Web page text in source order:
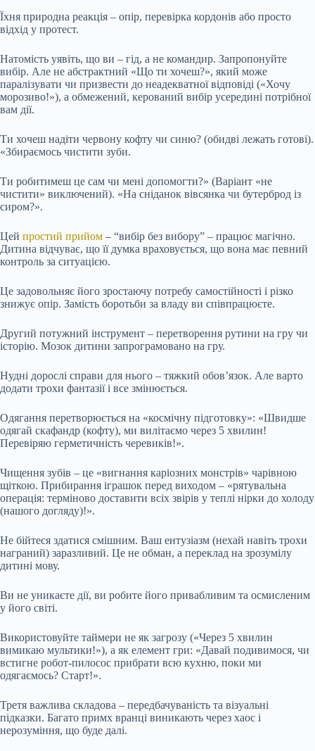
Їхня природна реакція – опір, перевірка кордонів або просто
відхід у протест.
Натомість уявіть, що ви – гід, а не командир. Запропонуйте
вибір. Але не абстрактний «Що ти хочеш?», який може
паралізувати чи призвести до неадекватної відповіді («Хочу
морозиво!»), а обмежений, керований вибір усередині потрібної
вам дії.
Ти хочеш надіти червону кофту чи синю? (обидві лежать готові).
«Збираємось чистити зуби.
Ти робитимеш це сам чи мені допомогти?» (Варіант «не
чистити» виключений). «На сніданок вівсянка чи бутерброд із
сиром?».
Цей простий прийом – “вибір без вибору” – працює магічно.
Дитина відчуває, що її думка враховується, що вона має певний
контроль за ситуацією.
Це задовольняє його зростаючу потребу самостійності і різко
знижує опір. Замість боротьби за владу ви співпрацюєте.
Другий потужний інструмент – перетворення рутини на гру чи
історію. Мозок дитини запрограмовано на гру.
Нудні дорослі справи для нього – тяжкий обов’язок. Але варто
додати трохи фантазії і все змінюється.
Одягання перетворюється на «космічну підготовку»: «Швидше
одягай скафандр (кофту), ми вилітаємо через 5 хвилин!
Перевіряю герметичність черевиків!».
Чищення зубів – це «вигнання каріозних монстрів» чарівною
щіткою. Прибирання іграшок перед виходом – «рятувальна
операція: терміново доставити всіх звірів у теплі нірки до холоду
(нашого догляду)!».
Не бійтеся здатися смішним. Ваш ентузіазм (нехай навіть трохи
награний) заразливий. Це не обман, а переклад на зрозумілу
дитині мову.
Ви не уникаєте дії, ви робите його привабливим та осмисленим
у його світі.
Використовуйте таймери не як загрозу («Через 5 хвилин
вимикаю мультики!»), а як елемент гри: «Давай подивимося, чи
встигне робот-пилосос прибрати всю кухню, поки ми
одягаємось? Старт!».
Третя важлива складова – передбачуваність та візуальні
підказки. Багато примх вранці виникають через хаос і
нерозуміння, що буде далі.